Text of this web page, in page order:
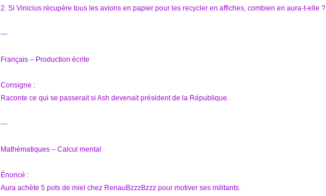
2. Si Vinicius récupère tous les avions en papier pour les recycler en affiches, combien en aura-t-elle ?
---
Français – Production écrite
Consigne :
Raconte ce qui se passerait si Ash devenait président de la République.
---
Mathématiques – Calcul mental
Énoncé :
Aura achète 5 pots de miel chez RenauBzzzBzzz pour motiver ses militants.